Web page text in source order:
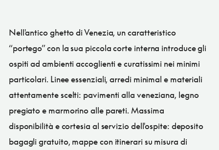
Nell'antico ghetto di Venezia, un caratteristico
“portego” con la sua piccola corte interna introduce gli
ospiti ad ambienti accoglienti e curatissimi nei minimi
particolari. Linee essenziali, arredi minimal e materiali
attentamente scelti: pavimenti alla veneziana, legno
pregiato e marmorino alle pareti. Massima
disponibilità e cortesia al servizio dell'ospite: deposito
bagagli gratuito, mappe con itinerari su misura di